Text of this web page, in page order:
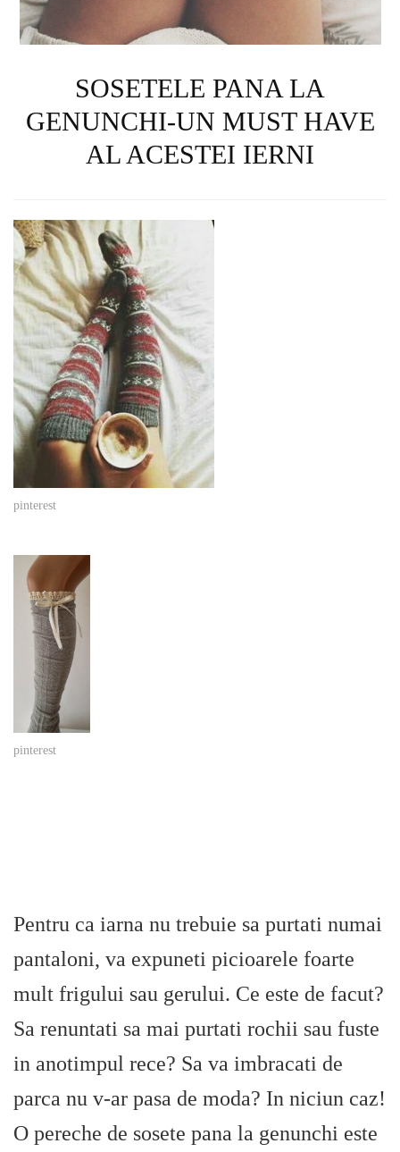
SOSETELE PANA LA
GENUNCHI-UN MUST HAVE
AL ACESTEI IERNI
pinterest
pinterest
Pentru ca iarna nu trebuie sa purtati numai
pantaloni, va expuneti picioarele foarte
mult frigului sau gerului. Ce este de facut?
Sa renuntati sa mai purtati rochii sau fuste
in anotimpul rece? Sa va imbracati de
parca nu v-ar pasa de moda? In niciun caz!
O pereche de sosete pana la genunchi este